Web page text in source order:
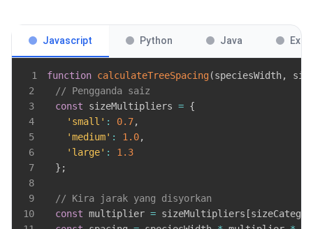
Javascript Python Java
1 function calculateTreeSpacing(speciesWidth,
2
// Pengganda saiz
3
const sizeMultipliers = {
4
'small' : 0.7,
5
'medium' : 1.0,
6
'large' :
1.3
7
} ;
8
9
// Kira jarak yang disyorkan
10
const multiplier = sizeMultipliers [